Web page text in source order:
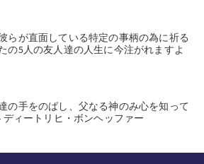
らが直面している特定の事柄の為に祈る
の5人の友人達の人生に今注がれますよ
の手をのばし、父なる神のみ心を知って
ィートリヒ・ボンヘッファー